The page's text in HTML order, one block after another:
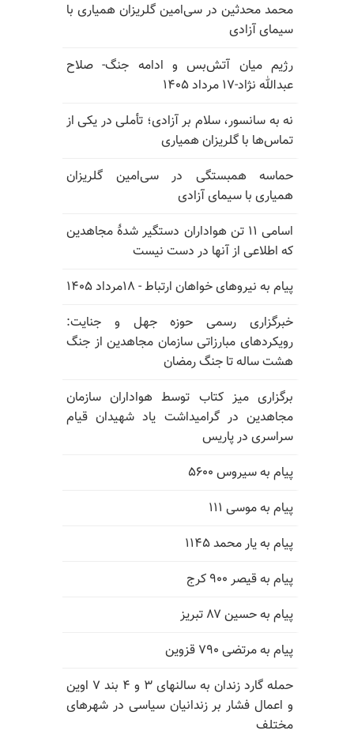
محمد محدثین در سی‌امین گلریزان همیاری با
سیمای آزادی
رژیم میان آتش‌بس و ادامه جنگ- صلاح
عبدالله نژاد-۱۷ مرداد ۱۴۰۵
نه به سانسور، سلام بر آزادی؛ تأملی در یکی از
تماس‌ها با گلریزان همیاری
حماسه همبستگی در سی‌امین گلریزان
همیاری با سیمای آزادی
اسامی ۱۱ تن هواداران دستگیر شدهٔ مجاهدین
که اطلاعی از آنها در دست نیست
پیام به نیروهای خواهان ارتباط - ۱۸مرداد ۱۴۰۵
خبرگزاری رسمی حوزه جهل و جنایت:
رویکردهای مبارزاتی سازمان مجاهدین از جنگ
هشت ساله تا جنگ رمضان
برگزاری میز کتاب توسط هواداران سازمان
مجاهدین در گرامیداشت یاد شهیدان قیام
سراسری در پاریس
پیام به سیروس ۵۶۰۰
پیام به موسی ۱۱۱
پیام به یار محمد ۱۱۴۵
پیام به قیصر ۹۰۰ کرج
پیام به حسین ۸۷ تبریز
پیام به مرتضی ۷۹۰ قزوین
حمله گارد زندان به سالنهای ۳ و ۴ بند ۷ اوین
و اعمال فشار بر زندانیان سیاسی در شهرهای
مختلف